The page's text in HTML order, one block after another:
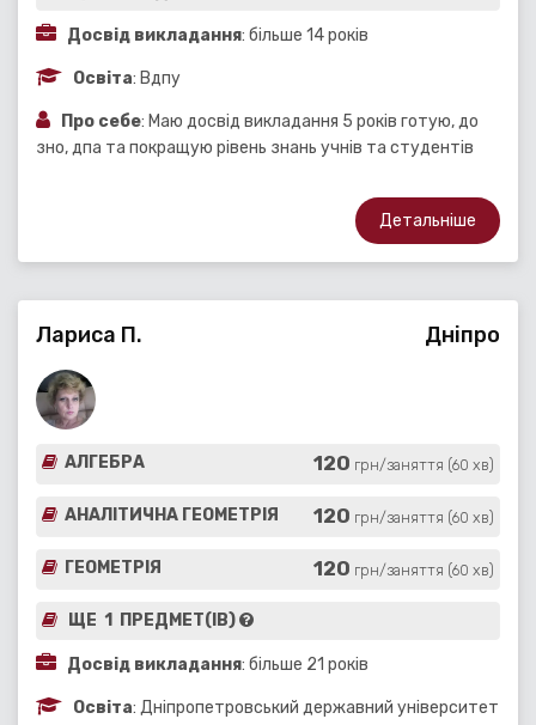
Досвід викладання: більше 14 років
Освіта: Вдпу
Про себе: Маю досвід викладання 5 років готую, до
зно, дпа та покращую рівень знань учнів та студентів
Детальніше
Лариса П. Дніпро
АЛГЕБРА 120 грн/заняття (60 хв)
АНАЛІТИЧНА ГЕОМЕТРІЯ 120 грн/заняття (60 хв)
ГЕОМЕТРІЯ 120 грн/заняття (60 хв)
ЩЕ 1 ПРЕДМЕТ(ІВ)
Досвід викладання: більше 21 років
Освіта: Дніпропетровський державний університет